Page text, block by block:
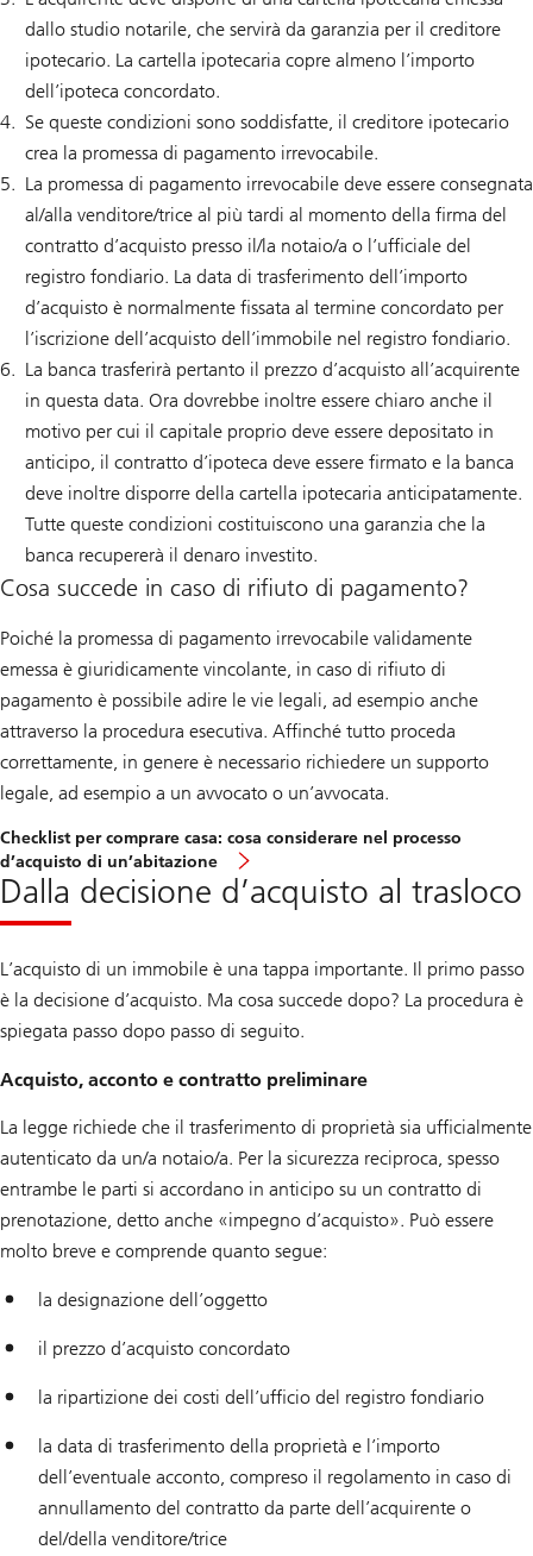
dallo studio notarile, che servirà da garanzia per il creditore
ipotecario. La cartella ipotecaria copre almeno l’importo
dell’ipoteca concordato.
Se queste condizioni sono soddisfatte, il creditore ipotecario
crea la promessa di pagamento irrevocabile.
La promessa di pagamento irrevocabile deve essere consegnata
al/alla venditore/trice al più tardi al momento della firma del
contratto d’acquisto presso il/la notaio/a o l’ufficiale del
registro fondiario. La data di trasferimento dell’importo
d’acquisto è normalmente fissata al termine concordato per
l’iscrizione dell’acquisto dell’immobile nel registro fondiario.
La banca trasferirà pertanto il prezzo d’acquisto all’acquirente
in questa data. Ora dovrebbe inoltre essere chiaro anche il
motivo per cui il capitale proprio deve essere depositato in
anticipo, il contratto d’ipoteca deve essere firmato e la banca
deve inoltre disporre della cartella ipotecaria anticipatamente.
Tutte queste condizioni costituiscono una garanzia che la
banca recupererà il denaro investito.
Cosa succede in caso di rifiuto di pagamento?
Poiché la promessa di pagamento irrevocabile validamente
emessa è giuridicamente vincolante, in caso di rifiuto di
pagamento è possibile adire le vie legali, ad esempio anche
attraverso la procedura esecutiva. Affinché tutto proceda
correttamente, in genere è necessario richiedere un supporto
legale, ad esempio a un avvocato o un’avvocata.
Checklist per comprare casa: cosa considerare nel processo
d’acquisto di un’abitazione
Dalla decisione d’acquisto al trasloco
L’acquisto di un immobile è una tappa importante. Il primo passo
è la decisione d’acquisto. Ma cosa succede dopo? La procedura è
spiegata passo dopo passo di seguito.
Acquisto, acconto e contratto preliminare
La legge richiede che il trasferimento di proprietà sia ufficialmente
autenticato da un/a notaio/a. Per la sicurezza reciproca, spesso
entrambe le parti si accordano in anticipo su un contratto di
prenotazione, detto anche «impegno d’acquisto». Può essere
molto breve e comprende quanto segue:
la designazione dell’oggetto
il prezzo d’acquisto concordato
la ripartizione dei costi dell’ufficio del registro fondiario
la data di trasferimento della proprietà e l’importo
dell’eventuale acconto, compreso il regolamento in caso di
annullamento del contratto da parte dell’acquirente o
del/della venditore/trice